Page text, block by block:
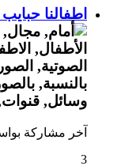
اطفالنا حبايب
آخر مشاركة
3